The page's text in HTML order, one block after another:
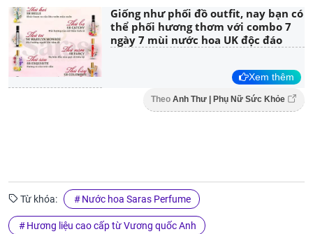
Giống như phối đồ outfit, nay bạn có
thể phối hương thơm với combo 7
ngày 7 mùi nước hoa UK độc đáo
Xem thêm
Theo Anh Thư | Phụ Nữ Sức Khỏe
Từ khóa: Nước hoa Saras Perfume
Hương liệu cao cấp từ Vương quốc Anh